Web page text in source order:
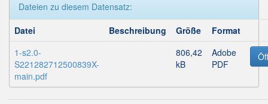
Dateien zu diesem Datensatz:
Datei
Beschreibung Größe
Format
1-s2.0-
S221282712500839X-
main.pdf
806,42
kB
Adobe
PDF